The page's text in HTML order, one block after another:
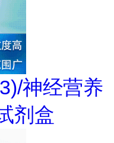
神经营养
剂盒